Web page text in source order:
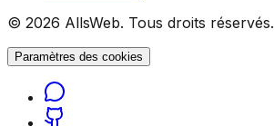
© 2026 AllsWeb. Tous droits réservés.
Paramètres des cookies